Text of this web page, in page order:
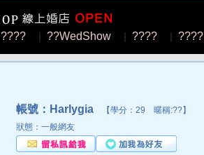
???? | ??WedShow | ???? | ????
帳號：Harlygia 【學分：29 暱稱:??】
狀態：一般網友